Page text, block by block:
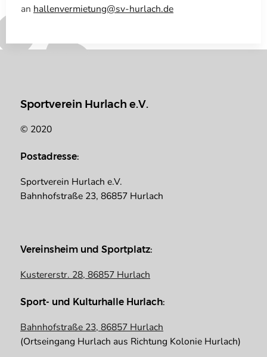
an hallenvermietung@sv-hurlach.de
Sportverein Hurlach e.V.
© 2020
Postadresse:
Sportverein Hurlach e.V.
Bahnhofstraße 23, 86857 Hurlach
Vereinsheim und Sportplatz:
Kustererstr. 28, 86857 Hurlach
Sport- und Kulturhalle Hurlach:
Bahnhofstraße 23, 86857 Hurlach
(Ortseingang Hurlach aus Richtung Kolonie Hurlach)